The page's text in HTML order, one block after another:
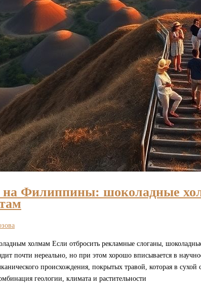
на Филиппины: шоколадные
холмам Если отбросить рекламные слоганы,
почти нереально, но при этом хорошо вписывается в
происхождения, покрытых травой, которая в сухой
геологии, климата и растительности